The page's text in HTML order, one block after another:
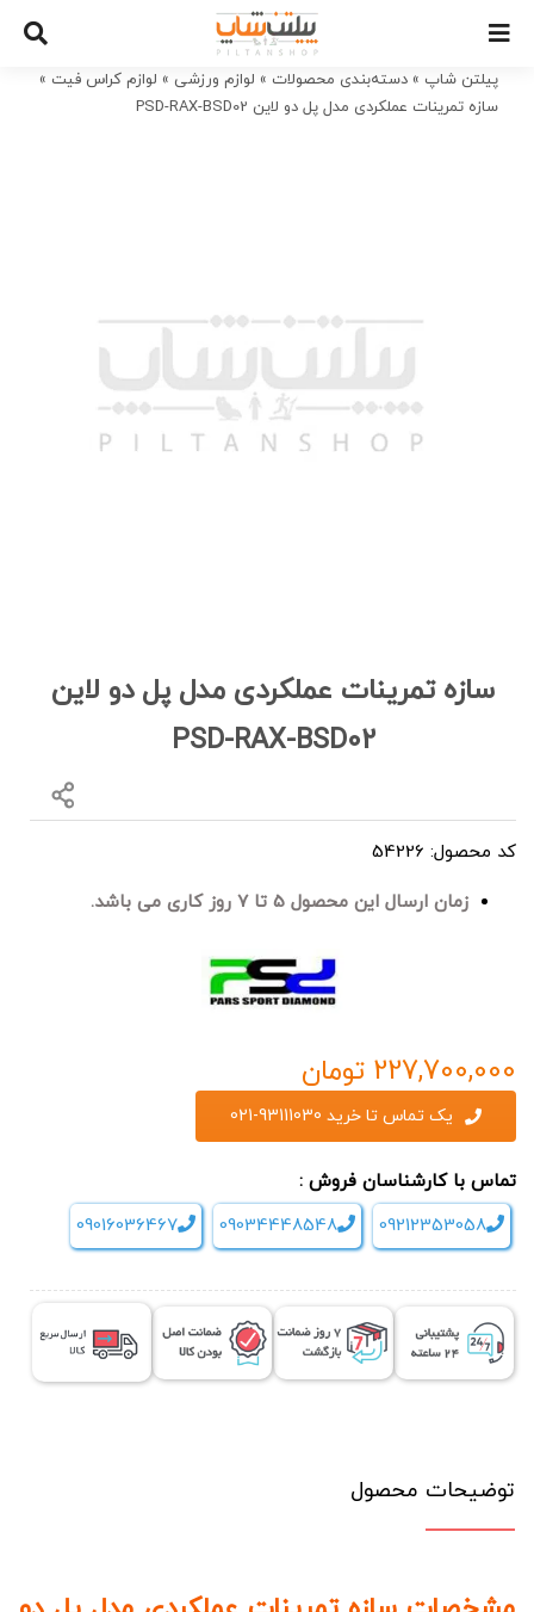
contentپیلتن شاپ » دسته‌بندی محصولات » لوازم ورزشی » لوازم کراس فیت »
سازه تمرینات عملکردی مدل پل دو لاین PSD-RAX-BSD02
سازه تمرینات عملکردی مدل پل دو لاین
PSD-RAX-BSD02
کد محصول: 54226
زمان ارسال این محصول 5 تا 7 روز کاری می باشد.
227,700,000 تومان
یک تماس تا خرید 93111030-021
تماس با کارشناسان فروش :
09212353058
09034448548
09016036467
توضیحات محصول